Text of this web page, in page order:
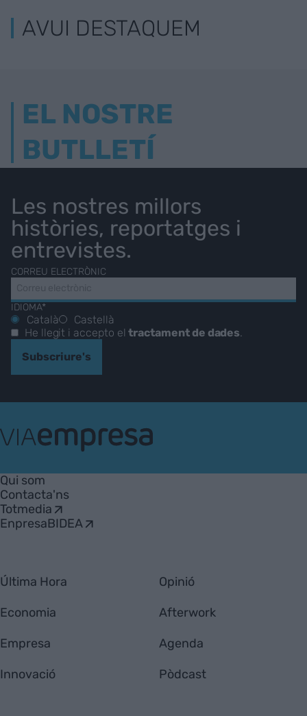
AVUI DESTAQUEM
EL NOSTRE
BUTLLETÍ
Les nostres millors
històries, reportatges i
entrevistes.
CORREU ELECTRÒNIC
IDIOMA*
Català
Castellà
He llegit i accepto eltractament de dades.
Subscriure's
Empresa
Qui som
Contacta'ns
Totmedia
EnpresaBIDEA
Última Hora
Economia
Empresa
Innovació
Opinió
Afterwork
Agenda
Pòdcast